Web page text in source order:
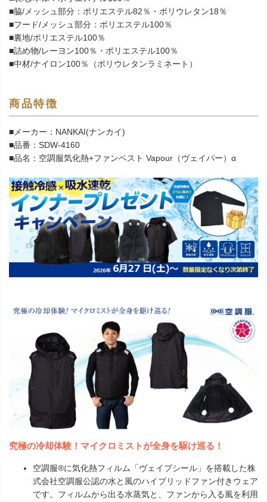
■脇/メッシュ部分：ポリエステル82％・ポリウレタン18％
■フード/メッシュ部分：ポリエステル100％
■裏地/ポリエステル100％
■詰め物/レーヨン100％・ポリエステル100％
■中材/ナイロン100％（ポリウレタンラミネート）
商品特徴
■メーカー：NANKAI(ナンカイ)
■品番：SDW-4160
■品名：空調服気化熱+ファンベスト Vapour（ヴェイパー）α
究極の冷却体験！マイクロミストが全身を駆け巡る！
空調服®に気化熱フィルム「ヴェイプシール」を搭載した株
式会社空調服公認の水と風のハイブリッドファン付きウェア
です。フィルムから出る水蒸気と、ファンから入る風を利用